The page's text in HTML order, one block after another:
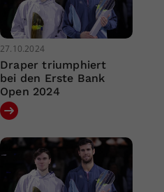
27.10.2024
Draper triumphiert
bei den Erste Bank
Open 2024